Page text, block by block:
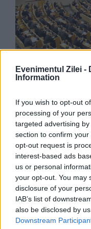
Evenimentul Zilei -
Information
If you wish to opt-out
processing of your
targeted advertising
section to confirm
opt-out request is
interest-based ads
us or personal
your opt-out. You may
disclosure of your
IAB’s list of
also be disclosed by
Downstream
Partidul rus
Ucraina,